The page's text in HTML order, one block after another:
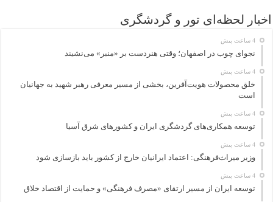
اخبار لحظه‌ای تور و گردشگری
4 ساعت پیش
نجوای چوب در اصفهان؛ وقتی هنردست بر «منبر» می‌نشیند
4 ساعت پیش
خلق محصولات هویت‌آفرین، بخشی از مسیر معرفی رهبر شهید به جهانیان
است
4 ساعت پیش
توسعه همکاری‌های گردشگری ایران و کشورهای شرق آسیا
4 ساعت پیش
وزیر میراث‌فرهنگی: اعتماد ایرانیان خارج از کشور باید بازسازی شود
4 ساعت پیش
توسعه ایران از مسیر ارتقای «مصرف فرهنگی» و حمایت از اقتصاد خلاق